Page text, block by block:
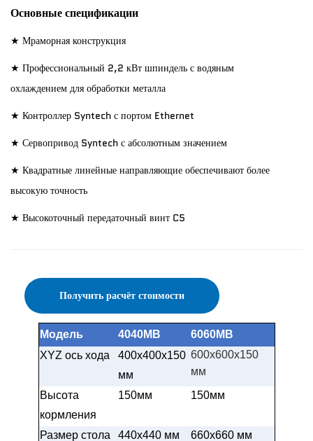
Основные спецификации
★ Мраморная конструкция
★ Профессиональный 2,2 кВт шпиндель с водяным
охлаждением для обработки металла
★ Контроллер Syntech с портом Ethernet
★ Сервопривод Syntech с абсолютным значением
★ Квадратные линейные направляющие обеспечивают более
высокую точность
★ Высокоточный передаточный винт C5
Получить расчёт стоимости
Модель 4040MB
6060MB
XYZ ось хода
400x400x150
мм
600x600x150
мм
Высота
кормления
150мм 150мм
Размер стола 440x440 мм
660x660 мм